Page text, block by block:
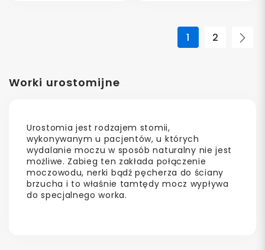
Worki urostomijne
Urostomia jest rodzajem stomii,
wykonywanym u pacjentów, u których
wydalanie moczu w sposób naturalny nie jest
możliwe. Zabieg ten zakłada połączenie
moczowodu, nerki bądź pęcherza do ściany
brzucha i to właśnie tamtędy mocz wypływa
do specjalnego worka.
1 2